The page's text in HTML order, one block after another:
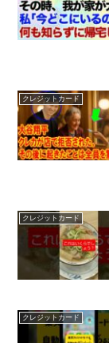
クレジットカード
クレジットカード
クレジットカード